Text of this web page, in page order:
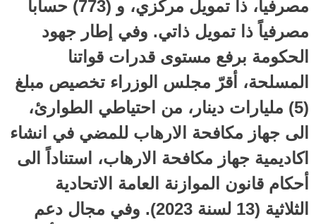
مصرفياً، ذا تمويل مركزي، و (773) حساباً
مصرفياً ذا تمويل ذاتي. وفي إطار جهود
الحكومة برفع مستوى قدرات قواتنا
المسلحة، أقرّ مجلس الوزراء تخصيص مبلغ
(5) مليارات دينار، من احتياطي الطوارئ،
الى جهاز مكافحة الارهاب للمضي في انشاء
اكاديمية جهاز مكافحة الارهاب، استناداً الى
أحكام قانون الموازنة العامة الاتحادية
الثلاثية (13 لسنة 2023). وفي مجال دعم